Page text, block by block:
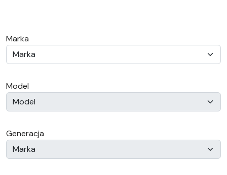
Marka
Model
Generacja